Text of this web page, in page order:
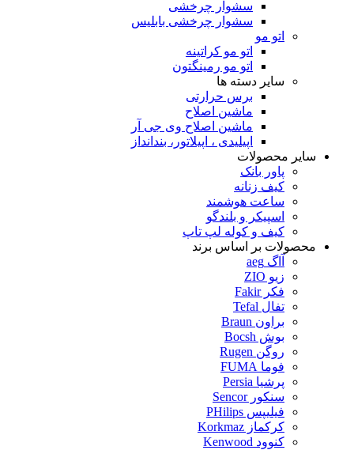
سشوار چرخشی
سشوار چرخشی بابلیس
اتو مو
اتو مو کراتینه
اتو مو رمینگتون
سایر دسته ها
برس حرارتی
ماشین اصلاح
ماشین اصلاح وی جی آر
اپیلیدی ، اپیلاتور، بندانداز
سایر محصولات
پاور بانک
کیف زنانه
ساعت هوشمند
اسپیکر و بلندگو
کیف و کوله لپ تاپ
محصولات بر اساس برند
آاگ aeg
زیو ZIO
فکر Fakir
تفال Tefal
براون Braun
بوش Bocsh
روگن Rugen
فوما FUMA
پرشیا Persia
سنکور Sencor
فیلیپس PHilips
کرکماز Korkmaz
کنوود Kenwood